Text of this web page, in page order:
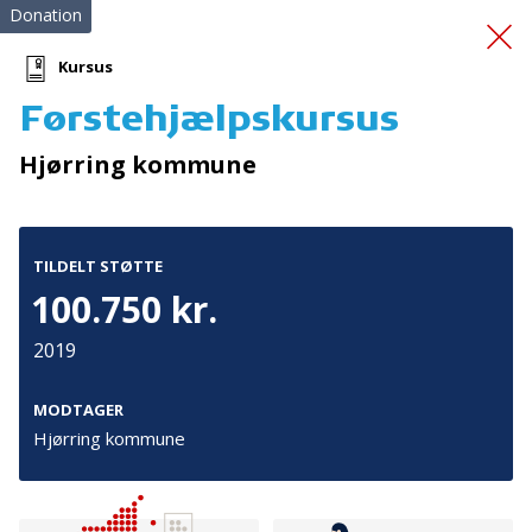
Musik på
Donation
Kursus
Førstehjælpskursus
Hjørring kommune
TILDELT STØTTE
100.750 kr.
2019
MODTAGER
Hjørring kommune
Tilmeld nyhedsbrev
De seneste nyheder om TrygFondens og TryghedsGruppens
aktiviteter direkte i din indbakke.